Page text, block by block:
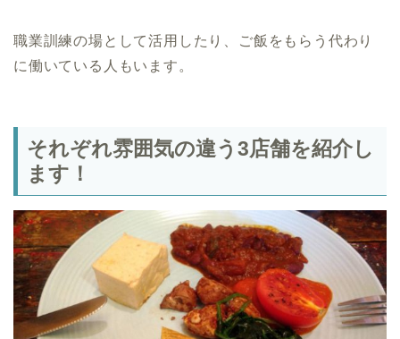
職業訓練の場として活用したり、ご飯をもらう代わり
に働いている人もいます。
それぞれ雰囲気の違う3店舗を紹介し
ます！